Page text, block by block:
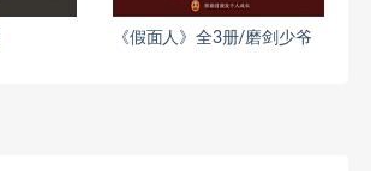
《假面人》全3册/磨剑少爷